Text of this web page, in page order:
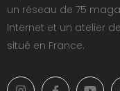
un réseau de 75
Internet et un atelier
situé en France.